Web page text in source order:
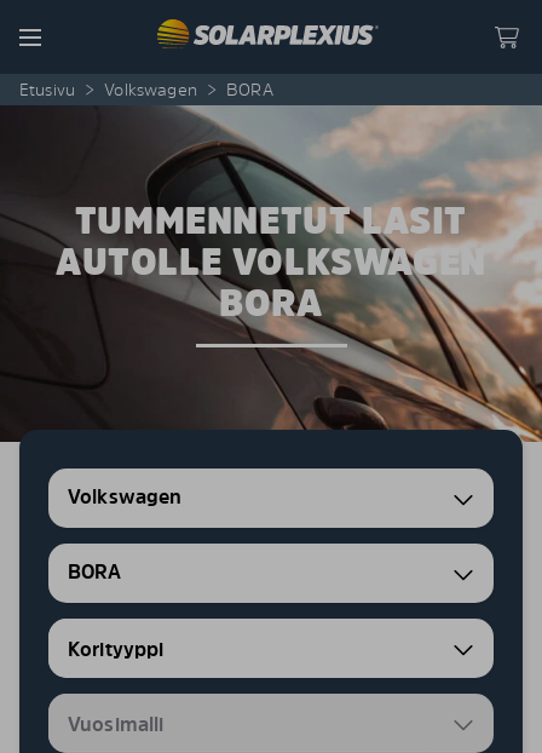
Menu
Etusivu > Volkswagen > BORA
TUMMENNETUT LASIT
AUTOLLE VOLKSWAGEN
BORA
Volkswagen
BORA